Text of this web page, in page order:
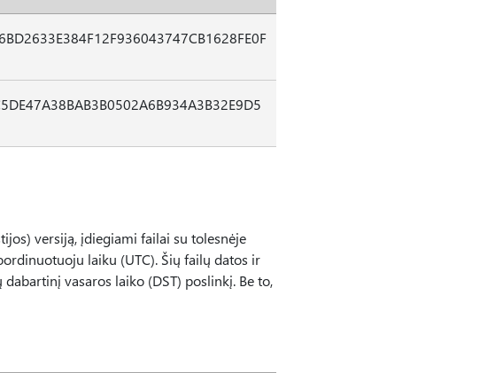
versiją, įdiegiami failai su tolesnėje
laiku (UTC). Šių failų datos ir
vasaros laiko (DST) poslinkį. Be to,